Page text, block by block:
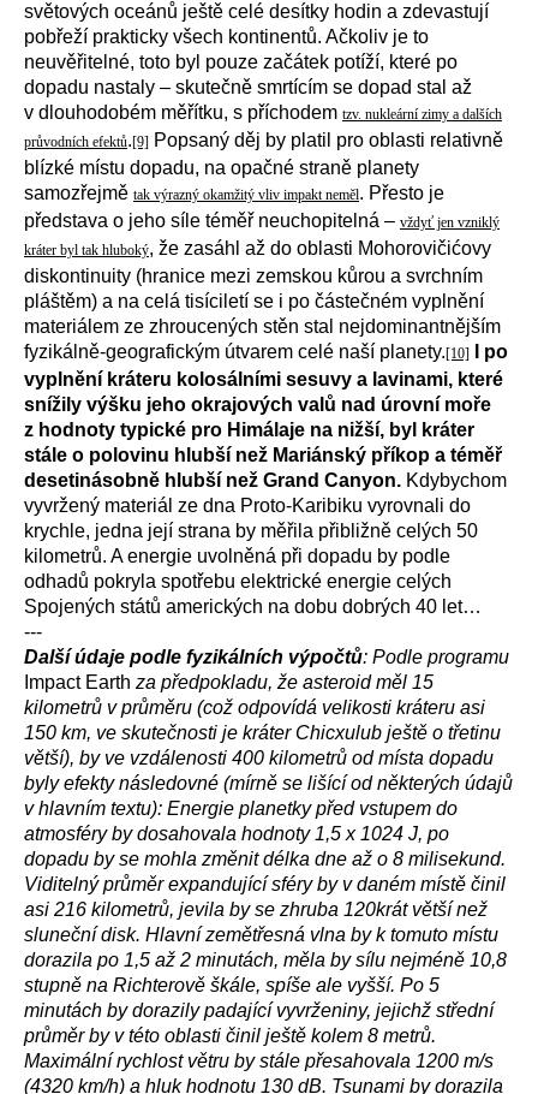
světových oceánů ještě celé desítky hodin a zdevastují
pobřeží prakticky všech kontinentů. Ačkoliv je to
neuvěřitelné, toto byl pouze začátek potíží, které po
dopadu nastaly – skutečně smrtícím se dopad stal až
v dlouhodobém měřítku, s příchodem tzv. nukleární zimy a dalších
průvodních efektů.[9] Popsaný děj by platil pro oblasti relativně
blízké místu dopadu, na opačné straně planety
samozřejmě tak výrazný okamžitý vliv impakt neměl. Přesto je
představa o jeho síle téměř neuchopitelná – vždyť jen vzniklý
kráter byl tak hluboký, že zasáhl až do oblasti Mohorovičićovy
diskontinuity (hranice mezi zemskou kůrou a svrchním
pláštěm) a na celá tisíciletí se i po částečném vyplnění
materiálem ze zhroucených stěn stal nejdominantnějším
fyzikálně-geografickým útvarem celé naší planety.[10]
I po
vyplnění kráteru kolosálními sesuvy a lavinami, které
snížily výšku jeho okrajových valů nad úrovní moře
z hodnoty typické pro Himálaje na nižší, byl kráter
stále o polovinu hlubší než Mariánský příkop a téměř
desetinásobně hlubší než Grand Canyon. Kdybychom
vyvržený materiál ze dna Proto-Karibiku vyrovnali do
krychle, jedna její strana by měřila přibližně celých 50
kilometrů. A energie uvolněná při dopadu by podle
odhadů pokryla spotřebu elektrické energie celých
Spojených států amerických na dobu dobrých 40 let…
---
Další údaje podle fyzikálních výpočtů: Podle programu
Impact Earth za předpokladu, že asteroid měl 15
kilometrů v průměru (což odpovídá velikosti kráteru asi
150 km, ve skutečnosti je kráter Chicxulub ještě o třetinu
větší), by ve vzdálenosti 400 kilometrů od místa dopadu
byly efekty následovné (mírně se lišící od některých údajů
v hlavním textu): Energie planetky před vstupem do
atmosféry by dosahovala hodnoty 1,5 x 1024 J, po
dopadu by se mohla změnit délka dne až o 8 milisekund.
Viditelný průměr expandující sféry by v daném místě činil
asi 216 kilometrů, jevila by se zhruba 120krát větší než
sluneční disk. Hlavní zemětřesná vlna by k tomuto místu
dorazila po 1,5 až 2 minutách, měla by sílu nejméně 10,8
stupně na Richterově škále, spíše ale vyšší. Po 5
minutách by dorazily padající vyvrženiny, jejichž střední
průměr by v této oblasti činil ještě kolem 8 metrů.
Maximální rychlost větru by stále přesahovala 1200 m/s
(4320 km/h) a hluk hodnotu 130 dB. Tsunami by dorazila